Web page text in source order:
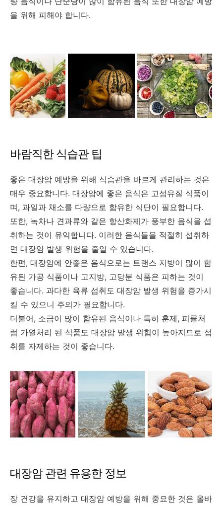
을 위해 피해야 합니다.
바람직한 식습관 팁
좋은 대장암 예방을 위해 식습관을 바르게 관리하는 것은
매우 중요합니다. 대장암에 좋은 음식은 고섬유질 식품이
며, 과일과 채소를 다량으로 함유한 식단이 필요합니다.
또한, 녹차나 견과류와 같은 항산화제가 풍부한 음식을 섭
취하는 것이 유익합니다. 이러한 음식들을 적절히 섭취하
면 대장암 발생 위험을 줄일 수 있습니다.
한편, 대장암에 안좋은 음식으로는 트랜스 지방이 많이 함
유된 가공 식품이나 고지방, 고당분 식품은 피하는 것이
좋습니다. 과다한 육류 섭취도 대장암 발생 위험을 증가시
킬 수 있으니 주의가 필요합니다.
더불어, 소금이 많이 함유된 음식이나 특히 훈제, 피클처
럼 가열처리 된 식품도 대장암 발생 위험이 높아지므로 섭
취를 자제하는 것이 좋습니다.
대장암 관련 유용한 정보
장 건강을 유지하고 대장암 예방을 위해 중요한 것은 올바